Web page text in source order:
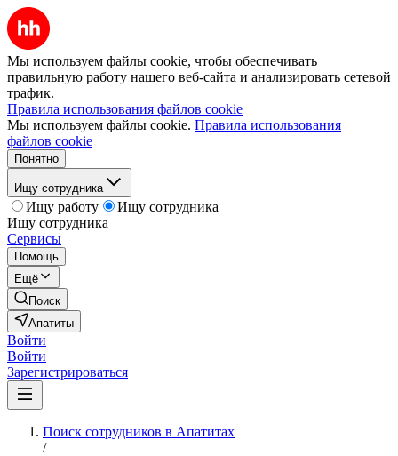
Мы используем файлы cookie, чтобы обеспечивать
правильную работу нашего веб-сайта и анализировать сетевой
трафик.
Правила использования файлов cookie
Мы используем файлы cookie. Правила использования
файлов cookie
Понятно
Ищу сотрудника
Ищу работу
Ищу сотрудника
Ищу сотрудника
Сервисы
Помощь
Ещё
Поиск
Апатиты
Войти
Войти
Зарегистрироваться
Поиск сотрудников в Апатитах
/